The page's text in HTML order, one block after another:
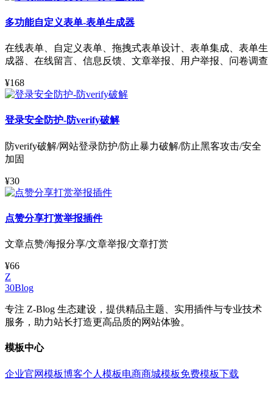
多功能自定义表单-表单生成器
在线表单、自定义表单、拖拽式表单设计、表单集成、表单生
成器、在线留言、信息反馈、文章举报、用户举报、问卷调查
¥168
登录安全防护-防verify破解
防verify破解/网站登录防护/防止暴力破解/防止黑客攻击/安全
加固
¥30
点赞分享打赏举报插件
文章点赞/海报分享/文章举报/文章打赏
¥66
Z
30Blog
专注 Z-Blog 生态建设，提供精品主题、实用插件与专业技术
服务，助力站长打造更高品质的网站体验。
模板中心
企业官网模板博客个人模板电商商城模板免费模板下载